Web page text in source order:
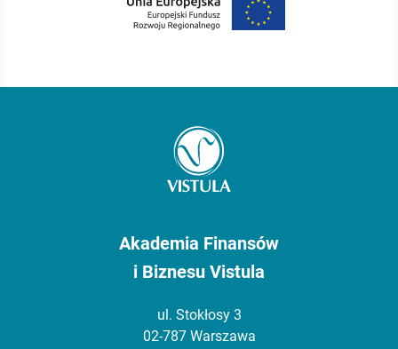
Akademia Finansów
i Biznesu Vistula
ul. Stokłosy 3
02-787 Warszawa